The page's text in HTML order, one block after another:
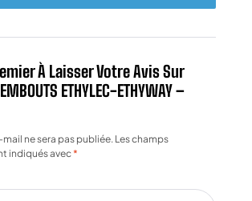
À Laisser Votre Avis Sur
ETHYLEC-ETHYWAY –
ne sera pas publiée. Les champs
indiqués avec*